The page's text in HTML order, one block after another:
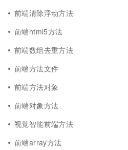
前端清除浮动方法
前端html5方法
前端数组去重方法
前端方法文件
前端方法对象
前端对象方法
视觉智能前端方法
前端array方法